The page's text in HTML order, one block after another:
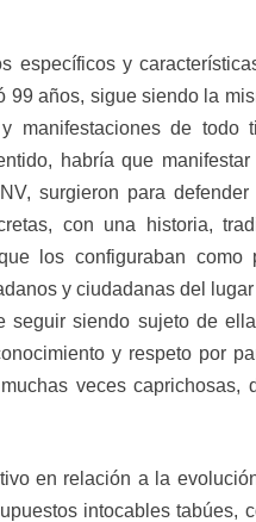
específicos y
99 años, sigue siendo la
manifestaciones de todo
habría que
surgieron para
con una historia,
los configuraban como
y ciudadanas del
seguir siendo sujeto de
y respeto por
veces caprichosas,
en relación a la
intocables tabúes,